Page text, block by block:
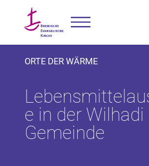
ORTE DER WÄRME
e in der Wilhadi
Gemeinde